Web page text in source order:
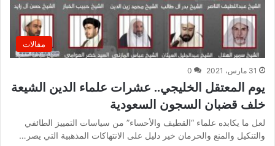
مقالات
31 مارس، 2021 0
يوم المعتقل الخليجي.. عشرات علماء الدين الشيعة
خلف قضبان السجون السعودية
لعل ما يكابده علماء “القطيف والأحساء” من سياسات التمييز الطائفي
والتنكيل والمنع والحرمان خير دليل على الانتهاكات المذهبية التي يصر…